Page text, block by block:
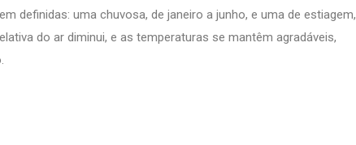
definidas: uma chuvosa, de janeiro a junho, e uma de estiagem,
do ar diminui, e as temperaturas se mantêm agradáveis,